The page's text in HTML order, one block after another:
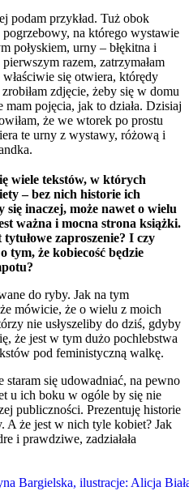
podam przykład. Tuż obok
pogrzebowy, na którego wystawie
połyskiem, urny – błękitna i
razem, zatrzymałam
się otwiera, którędy
zdjęcie, żeby się w domu
pojęcia, jak to działa. Dzisiaj
że we wtorek po prostu
te urny z wystawy, różową i
wiele tekstów, w których
– bez nich historie ich
się inaczej, może nawet o wielu
ważna i mocna strona książki.
zaproszenie? I czy
tym, że kobiecość będzie
do ryby. Jak na tym
mówicie, że o wielu z moich
nie usłyszeliby do dziś, gdyby
że jest w tym dużo pochlebstwa
pod feministyczną walkę.
się udowadniać, na pewno
u ich boku w ogóle by się nie
publiczności. Prezentuję historie
A że jest w nich tyle kobiet? Jak
i prawdziwe, zadziałała